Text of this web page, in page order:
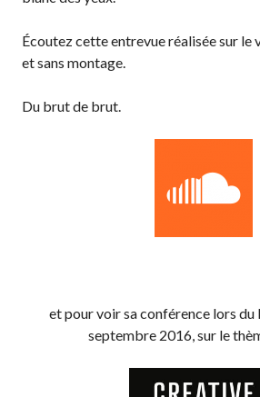
Écoutez cette entrevue réalisée sur le
et sans montage.
Du brut de brut.
et pour voir sa conférence lors
septembre 2016, sur le